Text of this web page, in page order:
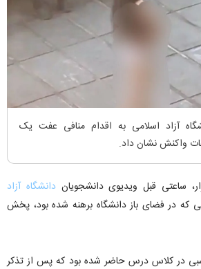
آزاد اسلامی به اقدام منافی عفت یک
واکنش نشان داد.
ساعتی قبل ویدیوی دانشجویاندانشگاه آزاد
که در فضای باز دانشگاه برهنه شده بود، پخش
در کلاس درس حاضر شده بود که پس از تذکر